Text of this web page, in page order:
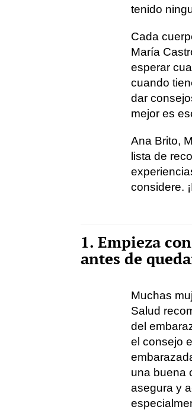
tenido
Cada
María
esperar
cuando
dar
mejor es
Ana Brito,
lista de
considere.
1. Empieza
antes de
Muchas
Salud
del
el consejo
una buena
asegura y